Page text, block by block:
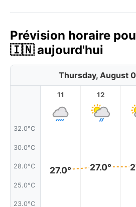
Prévision horaire
🇮🇳 aujourd'hui
Thursday, August
32.0°C
30.0°C
28.0°C
25.0°C
23.0°C
11
27.0°
12
27.0°